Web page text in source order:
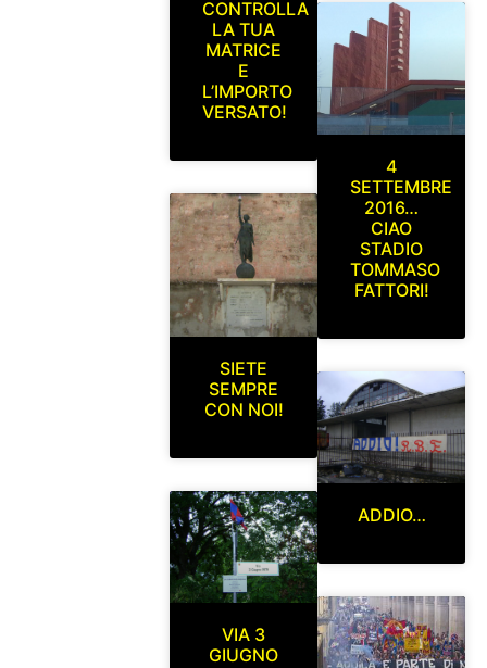
CONTROLLA
LA TUA
MATRICE
E
L’IMPORTO
VERSATO!
SIETE
SEMPRE
CON NOI!
VIA 3
GIUGNO
4
SETTEMBRE
2016…
CIAO
STADIO
TOMMASO
FATTORI!
ADDIO…